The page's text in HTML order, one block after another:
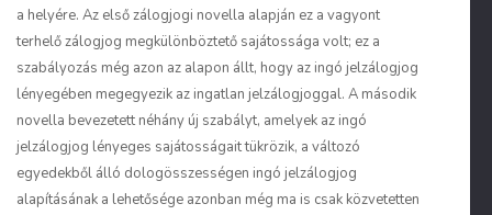
a helyére. Az első zálogjogi novella alapján ez a vagyont
terhelő zálogjog megkülönböztető sajátossága volt; ez a
szabályozás még azon az alapon állt, hogy az ingó jelzálogjog
lényegében megegyezik az ingatlan jelzálogjoggal. A második
novella bevezetett néhány új szabályt, amelyek az ingó
jelzálogjog lényeges sajátosságait tükrözik, a változó
egyedekből álló dologösszességen ingó jelzálogjog
alapításának a lehetősége azonban még ma is csak közvetetten